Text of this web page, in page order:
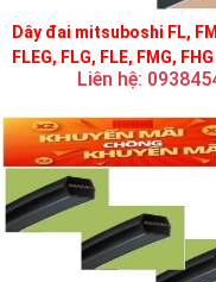
Dây đai mitsuboshi FL,
FLEG, FLG, FLE, FMG, FHG
Liên hệ: